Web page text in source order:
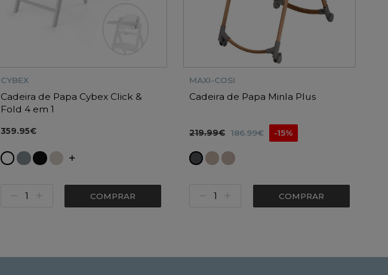
CYBEX
Cadeira de Papa Cybex Click &
Fold 4 em 1
359.95€
COMPRAR
MAXI-COSI
Cadeira de Papa Minla Plus
219.99€ 186.99€ -15%
COMPRAR